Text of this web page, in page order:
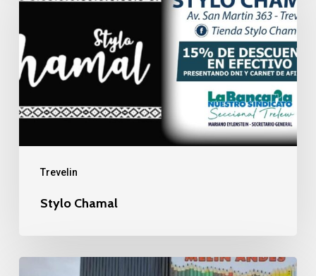
Trevelin
Stylo Chamal